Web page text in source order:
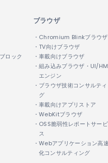
ロック
ブラウザ
・Chromium Blinkブラウザ
・TV向けブラウザ
・車載向けブラウザ
・組み込みブラウザ・UI/
エンジン
・ブラウザ技術コンサルテ
グ
・車載向けアプリストア
・WebKitブラウザ
・OSS脆弱性レポートサービ
ス
・Webアプリケーション高速
化コンサルティング